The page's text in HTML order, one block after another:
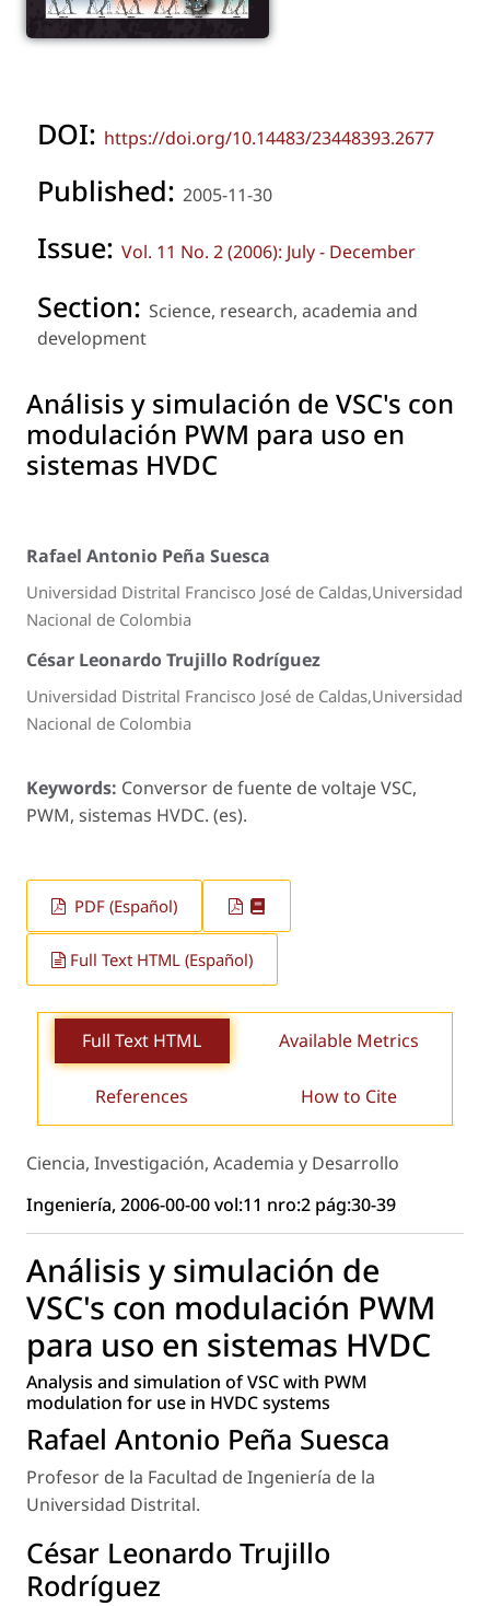
DOI: https://doi.org/10.14483/23448393.2677
Published: 2005-11-30
Issue: Vol. 11 No. 2 (2006): July - December
Section: Science, research, academia and
development
Análisis y simulación de VSC's con
modulación PWM para uso en
sistemas HVDC
Rafael Antonio Peña Suesca
Universidad Distrital Francisco José de Caldas,Universidad
Nacional de Colombia
César Leonardo Trujillo Rodríguez
Universidad Distrital Francisco José de Caldas,Universidad
Nacional de Colombia
Keywords: Conversor de fuente de voltaje VSC,
PWM, sistemas HVDC. (es).
PDF (Español)
Full Text HTML (Español)
Full Text HTML Available Metrics
References How to Cite
Ciencia, Investigación, Academia y Desarrollo
Ingeniería, 2006-00-00 vol:11 nro:2 pág:30-39
Análisis y simulación de
VSC's con modulación PWM
para uso en sistemas HVDC
Analysis and simulation of VSC with PWM
modulation for use in HVDC systems
Rafael Antonio Peña Suesca
Profesor de la Facultad de Ingeniería de la
Universidad Distrital.
César Leonardo Trujillo
Rodríguez